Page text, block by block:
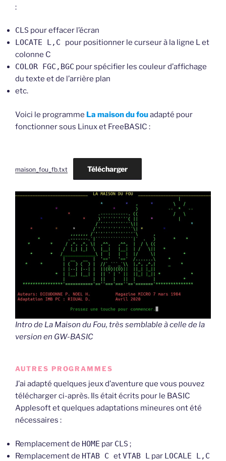
:
CLS pour effacer l’écran
LOCATE L,C pour positionner le curseur à la ligne L et
colonne C
COLOR FGC,BGC pour spécifier les couleur d’affichage
du texte et de l’arrière plan
etc.
Voici le programme La maison du fouadapté pour
fonctionner sous Linux et FreeBASIC :
maison_fou_fb.txt Télécharger
Intro de La Maison du Fou, très semblable à celle de la
version en GW-BASIC
AUTRES PROGRAMMES
J’ai adapté quelques jeux d’aventure que vous pouvez
télécharger ci-après. Ils était écrits pour le BASIC
Applesoft et quelques adaptations mineures ont été
nécessaires :
Remplacement de HOME par CLS ;
Remplacement de HTAB C etVTAB L par LOCALE L,C